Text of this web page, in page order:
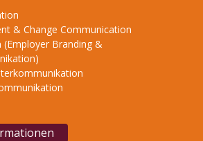
& Change Communication
Branding &